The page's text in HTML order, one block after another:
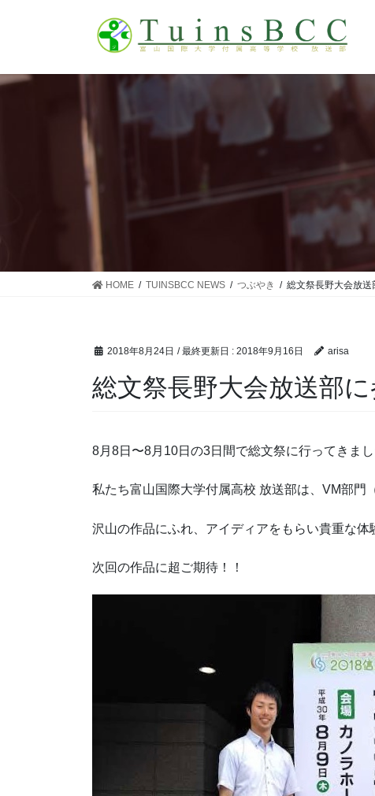
ツ
シ
HOME TUINSBCC NEWS つぶやき 総文祭長野大会放送
2018年8月24日 / 最終更新日 : 2018年9月16日 arisa
総文祭長野大会放送部
8月8日〜8月10日の3日間で総文祭に行ってきまし
私たち富山国際大学付属高校 放送部は、VM部門
沢山の作品にふれ、アイディアをもらい貴重な体
次回の作品に超ご期待！！